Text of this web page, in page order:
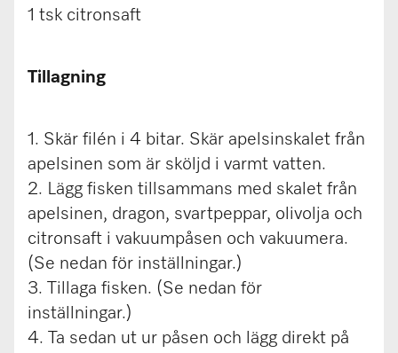
1 tsk citronsaft
Tillagning
1. Skär filén i 4 bitar. Skär apelsinskalet från
apelsinen som är sköljd i varmt vatten.
2. Lägg fisken tillsammans med skalet från
apelsinen, dragon, svartpeppar, olivolja och
citronsaft i vakuumpåsen och vakuumera.
(Se nedan för inställningar.)
3. Tillaga fisken. (Se nedan för
inställningar.)
4. Ta sedan ut ur påsen och lägg direkt på